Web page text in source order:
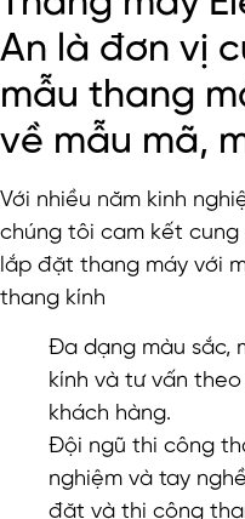
An là đơn vị
mẫu thang
về mẫu mã,
Với nhiều năm kinh
chúng tôi cam kết
lắp đặt thang máy với
thang kính
Đa dạng màu sắc,
kính và tư vấn
khách hàng.
Đội ngũ thi công
nghiệm và tay
đặt và thi công